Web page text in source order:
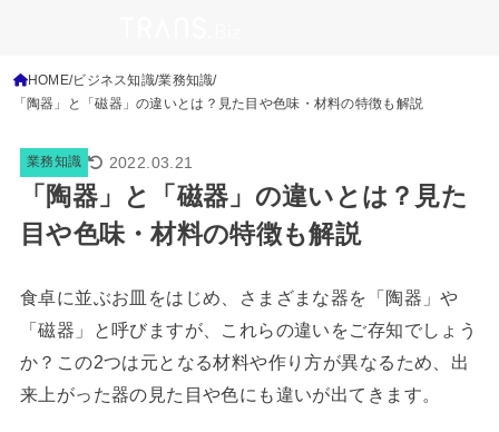
HOME ビジネス知識 業務知識
「陶器」と「磁器」の違いとは？見た目や色味・材料の特徴も解説
業務知識 2022.03.21
「陶器」と「磁器」の違いとは？見た
目や色味・材料の特徴も解説
食卓に並ぶお皿をはじめ、さまざまな器を 「陶器」や
「磁器」と呼びますが、これらの違いをご存知でしょう
か？この2つは元となる材料や作り方が異なるため、出
来上がった器の見た目や色にも違いが出てきます。